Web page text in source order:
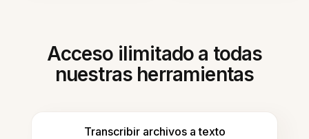
Acceso ilimitado a todas
nuestras herramientas
Transcribir archivos a texto